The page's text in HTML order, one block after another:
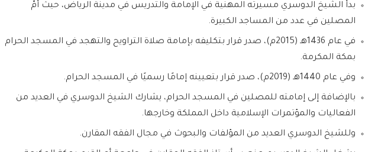
بدأ الشيخ الدوسري مسيرته المهنية في الإمامة والتدريس في مدينة الرياض، حيث أمّ
المصلين في عدد من المساجد الكبيرة.
في عام 1436هـ (2015م)، صدر قرار بتكليفه بإمامة صلاة التراويح والتهجد في المسجد الحرام
بمكة المكرمة.
وفي عام 1440هـ (2019م)، صدر قرار بتعيينه إمامًا رسميًا في المسجد الحرام.
بالإضافة إلى إمامته للمصلين في المسجد الحرام، يشارك الشيخ الدوسري في العديد من
الفعاليات والمؤتمرات الإسلامية داخل المملكة وخارجها.
وللشيخ الدوسري العديد من المؤلفات والبحوث في مجال الفقه المقارن.